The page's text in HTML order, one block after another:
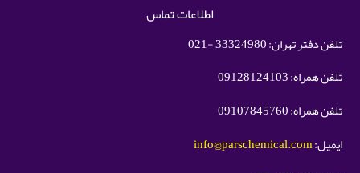
اطلاعات تماس
تلفن دفتر تهران: 33324980 -021
تلفن همراه: 09128124103
تلفن همراه: 09107845760
ایمیل:info@parschemical.com